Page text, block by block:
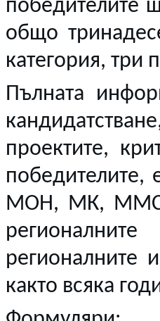
победителите
общо
категория, три
Пълната
проектите,
победителите,
МОН, МК, ММС,
регионалните
както всяка